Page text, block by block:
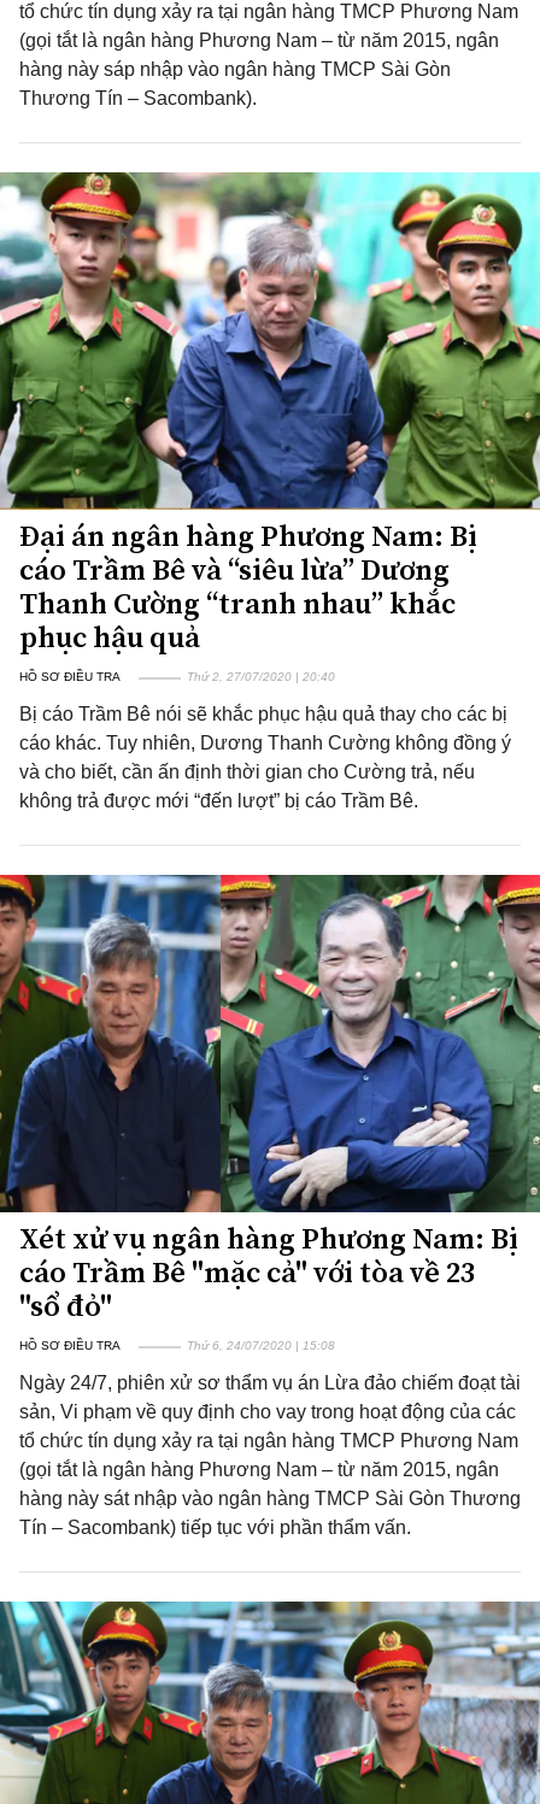
tổ chức tín dụng xảy ra tại ngân hàng TMCP Phương Nam
(gọi tắt là ngân hàng Phương Nam – từ năm 2015, ngân
hàng này sáp nhập vào ngân hàng TMCP Sài Gòn
Thương Tín – Sacombank).
Đại án ngân hàng Phương Nam: Bị
cáo Trầm Bê và “siêu lừa” Dương
Thanh Cường “tranh nhau” khắc
phục hậu quả
HỒ SƠ ĐIỀU TRA Thứ 2, 27/07/2020 | 20:40
Bị cáo Trầm Bê nói sẽ khắc phục hậu quả thay cho các bị
cáo khác. Tuy nhiên, Dương Thanh Cường không đồng ý
và cho biết, cần ấn định thời gian cho Cường trả, nếu
không trả được mới “đến lượt” bị cáo Trầm Bê.
Xét xử vụ ngân hàng Phương Nam: Bị
cáo Trầm Bê "mặc cả" với tòa về 23
"sổ đỏ"
HỒ SƠ ĐIỀU TRA Thứ 6, 24/07/2020 | 15:08
Ngày 24/7, phiên xử sơ thẩm vụ án Lừa đảo chiếm đoạt tài
sản, Vi phạm về quy định cho vay trong hoạt động của các
tổ chức tín dụng xảy ra tại ngân hàng TMCP Phương Nam
(gọi tắt là ngân hàng Phương Nam – từ năm 2015, ngân
hàng này sát nhập vào ngân hàng TMCP Sài Gòn Thương
Tín – Sacombank) tiếp tục với phần thẩm vấn.